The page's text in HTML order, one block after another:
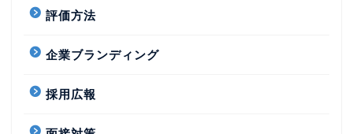
評価方法
企業ブランディング
採用広報